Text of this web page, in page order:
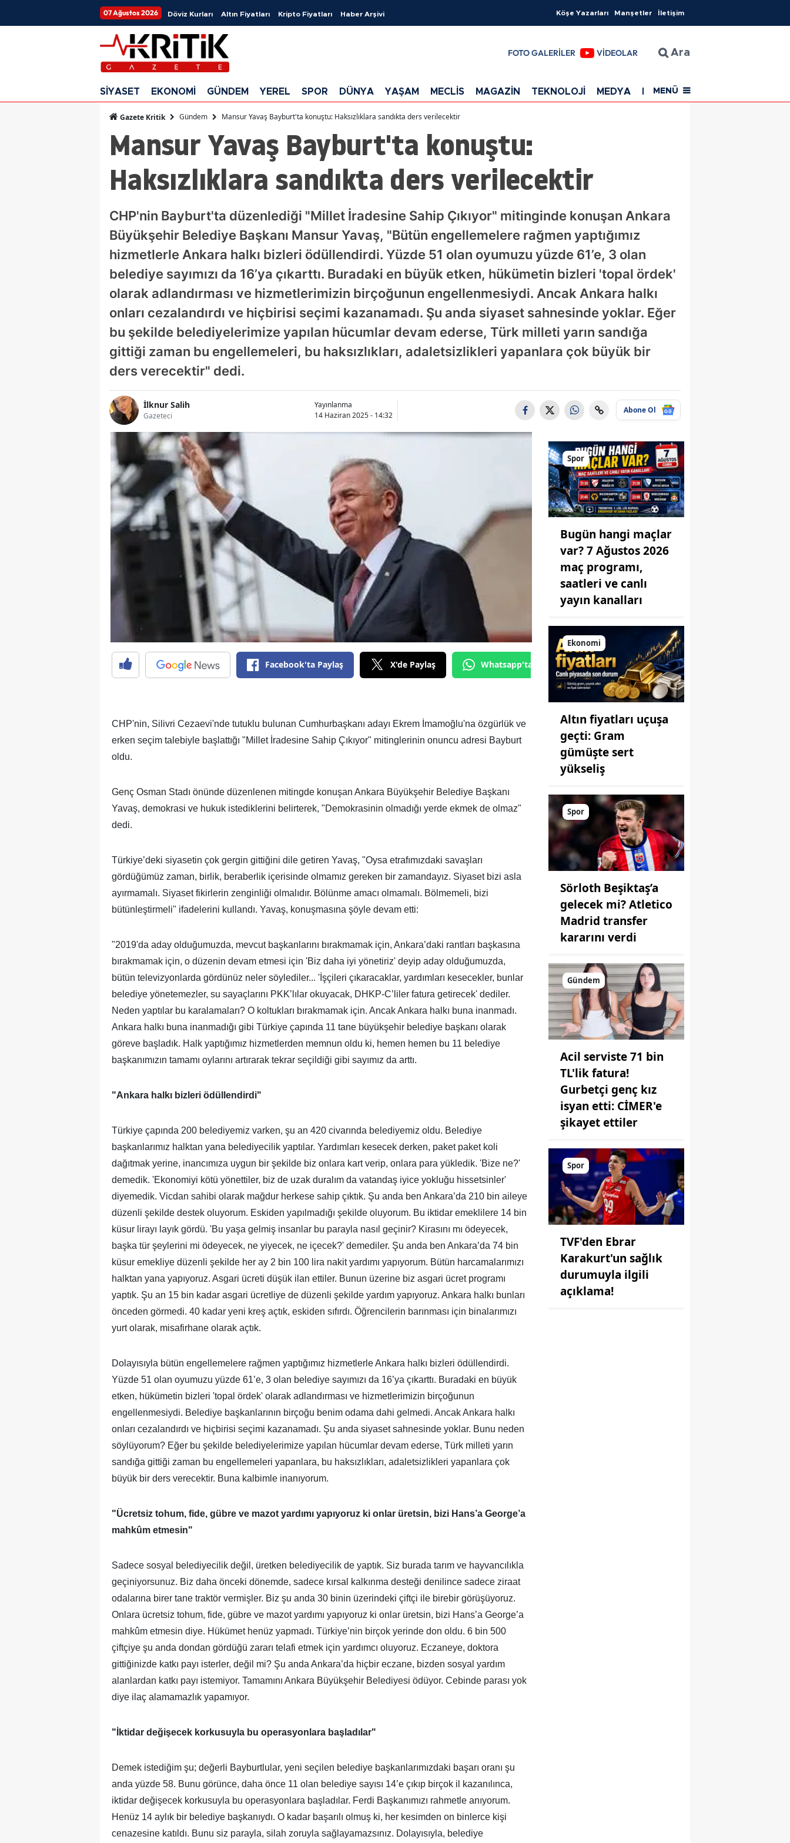
07 Ağustos 2026 Döviz Kurları Altın Fiyatları Kripto Fiyatları Haber Arşivi Köşe Yazarları Manşetler İletişim
FOTO GALERİLER VİDEOLAR Ara
SİYASET EKONOMİ GÜNDEM YEREL SPOR DÜNYA YAŞAM MECLİS MAGAZİN TEKNOLOJİ MEDYA EĞİTİM SAĞLIK
MENÜ
Gazete Kritik Gündem Mansur Yavaş Bayburt'ta konuştu: Haksızlıklara sandıkta ders verilecektir
Mansur Yavaş Bayburt'ta konuştu:
Haksızlıklara sandıkta ders verilecektir
CHP'nin Bayburt'ta düzenlediği "Millet İradesine Sahip Çıkıyor" mitinginde konuşan Ankara
Büyükşehir Belediye Başkanı Mansur Yavaş, "Bütün engellemelere rağmen yaptığımız
hizmetlerle Ankara halkı bizleri ödüllendirdi. Yüzde 51 olan oyumuzu yüzde 61’e, 3 olan
belediye sayımızı da 16’ya çıkarttı. Buradaki en büyük etken, hükümetin bizleri 'topal ördek'
olarak adlandırması ve hizmetlerimizin birçoğunun engellenmesiydi. Ancak Ankara halkı
onları cezalandırdı ve hiçbirisi seçimi kazanamadı. Şu anda siyaset sahnesinde yoklar. Eğer
bu şekilde belediyelerimize yapılan hücumlar devam ederse, Türk milleti yarın sandığa
gittiği zaman bu engellemeleri, bu haksızlıkları, adaletsizlikleri yapanlara çok büyük bir
ders verecektir" dedi.
İlknur Salih
Gazeteci
Yayınlanma
14 Haziran 2025 - 14:32
Abone Ol
Facebook'ta Paylaş X'de Paylaş Whatsapp'tan Gönder
CHP'nin, Silivri Cezaevi'nde tutuklu bulunan Cumhurbaşkanı adayı Ekrem İmamoğlu'na özgürlük ve
erken seçim talebiyle başlattığı "Millet İradesine Sahip Çıkıyor" mitinglerinin onuncu adresi Bayburt
oldu.
Genç Osman Stadı önünde düzenlenen mitingde konuşan Ankara Büyükşehir Belediye Başkanı
Yavaş, demokrasi ve hukuk istediklerini belirterek, "Demokrasinin olmadığı yerde ekmek de olmaz"
dedi.
Türkiye’deki siyasetin çok gergin gittiğini dile getiren Yavaş, "Oysa etrafımızdaki savaşları
gördüğümüz zaman, birlik, beraberlik içerisinde olmamız gereken bir zamandayız. Siyaset bizi asla
ayırmamalı. Siyaset fikirlerin zenginliği olmalıdır. Bölünme amacı olmamalı. Bölmemeli, bizi
bütünleştirmeli" ifadelerini kullandı. Yavaş, konuşmasına şöyle devam etti:
"2019'da aday olduğumuzda, mevcut başkanlarını bırakmamak için, Ankara’daki rantları başkasına
bırakmamak için, o düzenin devam etmesi için 'Biz daha iyi yönetiriz' deyip aday olduğumuzda,
bütün televizyonlarda gördünüz neler söylediler... 'İşçileri çıkaracaklar, yardımları kesecekler, bunlar
belediye yönetemezler, su sayaçlarını PKK’lılar okuyacak, DHKP-C’liler fatura getirecek' dediler.
Neden yaptılar bu karalamaları? O koltukları bırakmamak için. Ancak Ankara halkı buna inanmadı.
Ankara halkı buna inanmadığı gibi Türkiye çapında 11 tane büyükşehir belediye başkanı olarak
göreve başladık. Halk yaptığımız hizmetlerden memnun oldu ki, hemen hemen bu 11 belediye
başkanımızın tamamı oylarını artırarak tekrar seçildiği gibi sayımız da arttı.
"Ankara halkı bizleri ödüllendirdi"
Türkiye çapında 200 belediyemiz varken, şu an 420 civarında belediyemiz oldu. Belediye
başkanlarımız halktan yana belediyecilik yaptılar. Yardımları kesecek derken, paket paket koli
dağıtmak yerine, inancımıza uygun bir şekilde biz onlara kart verip, onlara para yükledik. 'Bize ne?'
demedik. 'Ekonomiyi kötü yönettiler, biz de uzak duralım da vatandaş iyice yokluğu hissetsinler'
diyemedik. Vicdan sahibi olarak mağdur herkese sahip çıktık. Şu anda ben Ankara’da 210 bin aileye
düzenli şekilde destek oluyorum. Eskiden yapılmadığı şekilde oluyorum. Bu iktidar emeklilere 14 bin
küsur lirayı layık gördü. 'Bu yaşa gelmiş insanlar bu parayla nasıl geçinir? Kirasını mı ödeyecek,
başka tür şeylerini mi ödeyecek, ne yiyecek, ne içecek?' demediler. Şu anda ben Ankara’da 74 bin
küsur emekliye düzenli şekilde her ay 2 bin 100 lira nakit yardımı yapıyorum. Bütün harcamalarımızı
halktan yana yapıyoruz. Asgari ücreti düşük ilan ettiler. Bunun üzerine biz asgari ücret programı
yaptık. Şu an 15 bin kadar asgari ücretliye de düzenli şekilde yardım yapıyoruz. Ankara halkı bunları
önceden görmedi. 40 kadar yeni kreş açtık, eskiden sıfırdı. Öğrencilerin barınması için binalarımızı
yurt olarak, misafirhane olarak açtık.
Dolayısıyla bütün engellemelere rağmen yaptığımız hizmetlerle Ankara halkı bizleri ödüllendirdi.
Yüzde 51 olan oyumuzu yüzde 61’e, 3 olan belediye sayımızı da 16’ya çıkarttı. Buradaki en büyük
etken, hükümetin bizleri 'topal ördek' olarak adlandırması ve hizmetlerimizin birçoğunun
engellenmesiydi. Belediye başkanlarının birçoğu benim odama dahi gelmedi. Ancak Ankara halkı
onları cezalandırdı ve hiçbirisi seçimi kazanamadı. Şu anda siyaset sahnesinde yoklar. Bunu neden
söylüyorum? Eğer bu şekilde belediyelerimize yapılan hücumlar devam ederse, Türk milleti yarın
sandığa gittiği zaman bu engellemeleri yapanlara, bu haksızlıkları, adaletsizlikleri yapanlara çok
büyük bir ders verecektir. Buna kalbimle inanıyorum.
"Ücretsiz tohum, fide, gübre ve mazot yardımı yapıyoruz ki onlar üretsin, bizi Hans’a George’a
mahkûm etmesin"
Sadece sosyal belediyecilik değil, üretken belediyecilik de yaptık. Siz burada tarım ve hayvancılıkla
geçiniyorsunuz. Biz daha önceki dönemde, sadece kırsal kalkınma desteği denilince sadece ziraat
odalarına birer tane traktör vermişler. Biz şu anda 30 binin üzerindeki çiftçi ile birebir görüşüyoruz.
Onlara ücretsiz tohum, fide, gübre ve mazot yardımı yapıyoruz ki onlar üretsin, bizi Hans’a George’a
mahkûm etmesin diye. Hükümet henüz yapmadı. Türkiye’nin birçok yerinde don oldu. 6 bin 500
çiftçiye şu anda dondan gördüğü zararı telafi etmek için yardımcı oluyoruz. Eczaneye, doktora
gittiğinizde katkı payı isterler, değil mi? Şu anda Ankara’da hiçbir eczane, bizden sosyal yardım
alanlardan katkı payı istemiyor. Tamamını Ankara Büyükşehir Belediyesi ödüyor. Cebinde parası yok
diye ilaç alamamazlık yapamıyor.
"İktidar değişecek korkusuyla bu operasyonlara başladılar"
Demek istediğim şu; değerli Bayburtlular, yeni seçilen belediye başkanlarımızdaki başarı oranı şu
anda yüzde 58. Bunu görünce, daha önce 11 olan belediye sayısı 14’e çıkıp birçok il kazanılınca,
iktidar değişecek korkusuyla bu operasyonlara başladılar. Ferdi Başkanımızı rahmetle anıyorum.
Henüz 14 aylık bir belediye başkanıydı. O kadar başarılı olmuş ki, her kesimden on binlerce kişi
cenazesine katıldı. Bunu siz parayla, silah zoruyla sağlayamazsınız. Dolayısıyla, belediye
Spor
Bugün hangi maçlar
var? 7 Ağustos 2026
maç programı,
saatleri ve canlı
yayın kanalları
Ekonomi
Altın fiyatları uçuşa
geçti: Gram
gümüşte sert
yükseliş
Spor
Sörloth Beşiktaş’a
gelecek mi? Atletico
Madrid transfer
kararını verdi
Gündem
Acil serviste 71 bin
TL'lik fatura!
Gurbetçi genç kız
isyan etti: CİMER'e
şikayet ettiler
Spor
TVF'den Ebrar
Karakurt'un sağlık
durumuyla ilgili
açıklama!